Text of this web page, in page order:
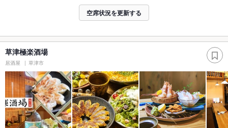
空席状況を更新する
草津極楽酒場
居酒屋 草津市